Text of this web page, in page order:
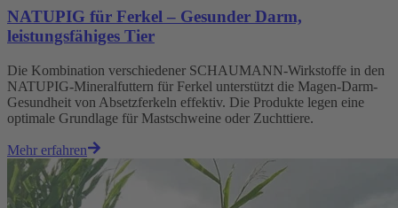
NATUPIG für Ferkel – Gesunder Darm,
leistungsfähiges Tier
Die Kombination verschiedener SCHAUMANN-Wirkstoffe in den
NATUPIG-Mineralfuttern für Ferkel unterstützt die Magen-Darm-
Gesundheit von Absetzferkeln effektiv. Die Produkte legen eine
optimale Grundlage für Mastschweine oder Zuchttiere.
Mehr erfahren